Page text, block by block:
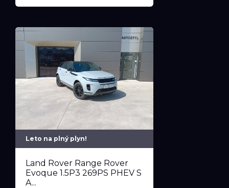
Leto na plný plyn!
Land Rover Range Rover
Evoque 1.5P3 269PS PHEV S
A...